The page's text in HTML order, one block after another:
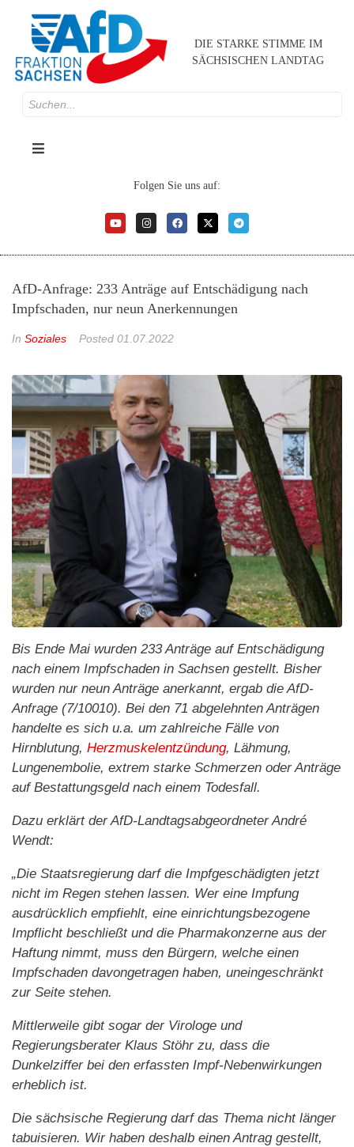
DIE STARKE STIMME IM
SÄCHSISCHEN LANDTAG
Folgen Sie uns auf:
AfD-Anfrage: 233 Anträge auf Entschädigung nach
Impfschaden, nur neun Anerkennungen
In Soziales Posted 01.07.2022
Bis Ende Mai wurden 233 Anträge auf Entschädigung
nach einem Impfschaden in Sachsen gestellt. Bisher
wurden nur neun Anträge anerkannt, ergab die AfD-
Anfrage (7/10010). Bei den 71 abgelehnten Anträgen
handelte es sich u.a. um zahlreiche Fälle von
Hirnblutung, Herzmuskelentzündung, Lähmung,
Lungenembolie, extrem starke Schmerzen oder Anträge
auf Bestattungsgeld nach einem Todesfall.
Dazu erklärt der AfD-Landtagsabgeordneter André
Wendt:
„Die Staatsregierung darf die Impfgeschädigten jetzt
nicht im Regen stehen lassen. Wer eine Impfung
ausdrücklich empfiehlt, eine einrichtungsbezogene
Impflicht beschließt und die Pharmakonzerne aus der
Haftung nimmt, muss den Bürgern, welche einen
Impfschaden davongetragen haben, uneingeschränkt
zur Seite stehen.
Mittlerweile gibt sogar der Virologe und
Regierungsberater Klaus Stöhr zu, dass die
Dunkelziffer bei den erfassten Impf-Nebenwirkungen
erheblich ist.
Die sächsische Regierung darf das Thema nicht länger
tabuisieren. Wir haben deshalb einen Antrag gestellt,